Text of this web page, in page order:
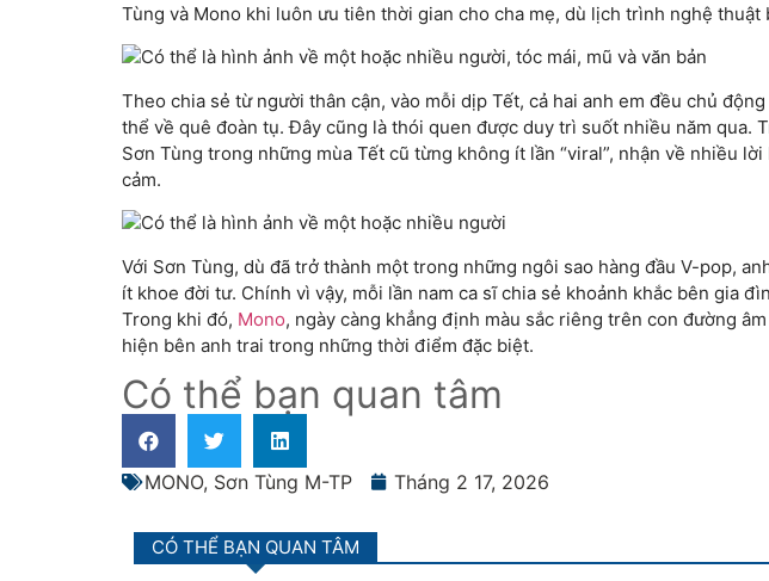
Tùng và Mono khi luôn ưu tiên thời gian cho cha mẹ, dù lịch trình nghệ thuật
Theo chia sẻ từ người thân cận, vào mỗi dịp Tết, cả hai anh em đều chủ
thể về quê đoàn tụ. Đây cũng là thói quen được duy trì suốt nhiều năm qua.
Sơn Tùng trong những mùa Tết cũ từng không ít lần “viral”, nhận về nhiều
cảm.
Với Sơn Tùng, dù đã trở thành một trong những ngôi sao hàng đầu V-pop,
ít khoe đời tư. Chính vì vậy, mỗi lần nam ca sĩ chia sẻ khoảnh khắc bên gia
Trong khi đó, Mono, ngày càng khẳng định màu sắc riêng trên con đường
hiện bên anh trai trong những thời điểm đặc biệt.
Có thể bạn quan tâm
MONO, Sơn Tùng M-TP Tháng 2 17, 2026
CÓ THỂ BẠN QUAN TÂM